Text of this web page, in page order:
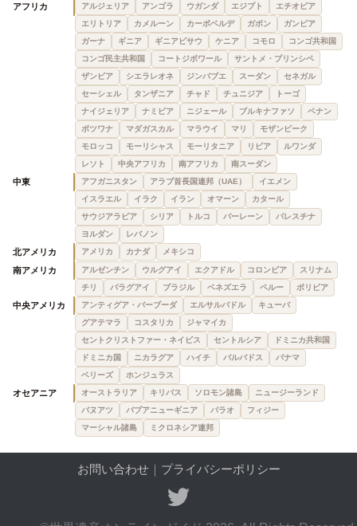
アフリカ アルジェリア アンゴラ ウガンダ エジプト
エチオピア
エリトリア
カメルーン カーボベルデ ガボン
ガンビア
ガーナ
ギニア ギニアビサウ ケニア コモロ
コンゴ共和国
コンゴ民主共和国
コートジボワール
サントメ・プリンシペ
ザンビア
シエラレオネ ジンバブエ スーダン
セネガル
セーシェル
タンザニア チャド チュニジア
トーゴ
ナイジェリア
ナミビア ニジェール ブルキナファソ
ベナン
ボツワナ
マダガスカル マラウイ マリ
モザンビーク
モロッコ
モーリシャス モーリタニア リビア
ルワンダ
レソト
中央アフリカ 南アフリカ 南スーダン
中東 アフガニスタン アラブ首長国連邦（UAE）
イエメン
イスラエル
イラク イラン オマーン
カタール
サウジアラビア
シリア トルコ バーレーン
パレスチナ
ヨルダン
レバノン
北アメリカ アメリカ カナダ メキシコ
南アメリカ アルゼンチン ウルグアイ エクアドル コロンビア
スリナム
チリ
パラグアイ ブラジル ベネズエラ ペルー ボリビア
中央アメリカ アンティグア・バーブーダ エルサルバドル
キューバ
グアテマラ
コスタリカ
ジャマイカ
セントクリストファー・ネイビス
セントルシア
ドミニカ共和国
ドミニカ国
ニカラグア ハイチ バルバドス
パナマ
ベリーズ
ホンジュラス
オセアニア オーストラリア キリバス ソロモン諸島
ニュージーランド
バヌアツ
パプアニューギニア パラオ
フィジー
マーシャル諸島
ミクロネシア連邦
お問い合わせ｜ プライバシーポリシー